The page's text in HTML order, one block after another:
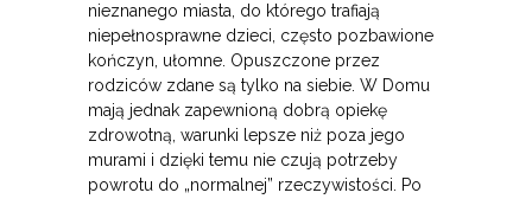
nieznanego miasta, do którego trafiają
niepełnosprawne dzieci, często pozbawione
kończyn, ułomne. Opuszczone przez
rodziców zdane są tylko na siebie. W Domu
mają jednak zapewnioną dobrą opiekę
zdrowotną, warunki lepsze niż poza jego
murami i dzięki temu nie czują potrzeby
powrotu do „normalnej” rzeczywistości. Po